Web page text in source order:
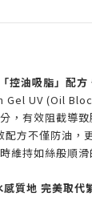
控油吸脂」配方
Gel UV (Oil
，有效阻截導
配方不僅防油，
時維持如絲般順滑
感質地 完美取代